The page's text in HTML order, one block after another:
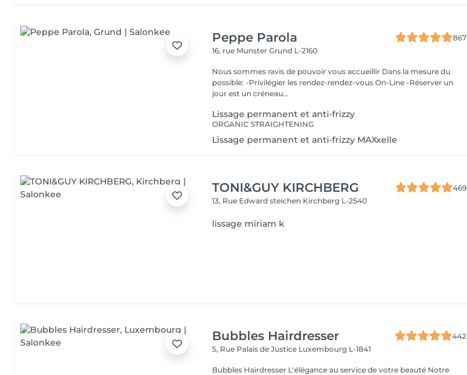
Peppe Parola
867
16, rue MunsterGrund L-2160
Nous sommes ravis de pouvoir vous accueillir Dans la mesure du
possible: -Privilégier les rendez-rendez-vous On-Line -Réserver un
jour est un créneau...
Lissage permanent et anti-frizzy
ORGANIC STRAIGHTENING
Lissage permanent et anti-frizzy MAXxelle
TONI&GUY KIRCHBERG
469
13, Rue Edward steichen Kirchberg L-2540
lissage miriam k
Bubbles Hairdresser
442
5, Rue Palais de Justice Luxembourg L-1841
Bubbles Hairdresser L'élégance au service de votre beauté Notre